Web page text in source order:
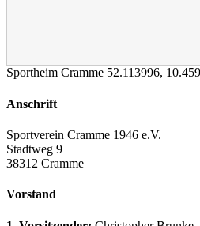
Sportheim Cramme 52.113996,
Anschrift
Sportverein Cramme 1946 e.V.
Stadtweg 9
38312 Cramme
Vorstand